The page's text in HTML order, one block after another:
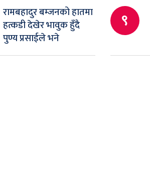
रामबहादुर बम्जनको हातमा
हत्कडी देखेर भावुक हुँदै
पुण्य प्रसाईले भने
९